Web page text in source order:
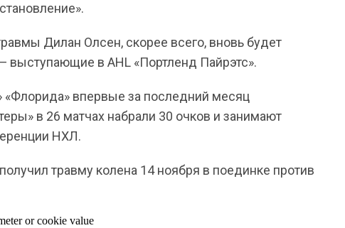
Дилан Олсен, скорее всего, вновь будет
выступающие в AHL «Портленд Пайрэтс».
впервые за последний месяц
в 26 матчах набрали 30 очков и занимают
НХЛ.
травму колена 14 ноября в поединке против